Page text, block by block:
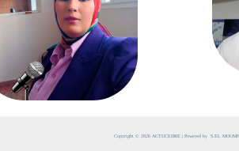
Copyright © 2026 ACTUCEDRE | Powered by S.EL